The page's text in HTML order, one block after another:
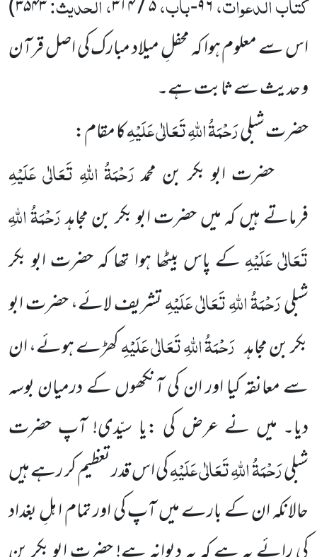
۹۶- ۵ / ۳۱۴ ۳۵۴۳)
اس سے معلوم ہوا کہ محفلِ میلاد مبارک کی اصل قرآن
و حدیث سے ثابت ہے۔
حضرت شبلیرَحْمَۃُ اللہِ تَعَالٰی عَلَیْہِکا مقام:
حضرت ابو بکر بن محمدرَحْمَۃُ اللہِ تَعَالٰی عَلَیْہِ
فرماتے ہیں کہ میں حضرت ابو بکر بن مجاہدرَحْمَۃُ اللہِ
تَعَالٰی عَلَیْہِکے پاس بیٹھا ہوا تھا کہ حضرت ابو بکر
شبلیرَحْمَۃُ اللہِ تَعَالٰی عَلَیْہِتشریف لائے، حضرت ابو
بکر بن مجاہد رَحْمَۃُ اللہِ تَعَالٰی عَلَیْہِکھڑے ہوئے، ان
سے معانقہ کیا اور ان کی آنکھوں کے درمیان بوسہ
دیا۔ میں نے عرض کی :یا سیّدی! آپ حضرت
شبلیرَحْمَۃُ اللہِ تَعَالٰی عَلَیْہِکی اس قدر تعظیم کر رہے ہیں
حالانکہ ان کے بارے میں آپ کی اور تمام ا ہلِ بغداد